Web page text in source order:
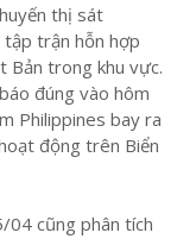
thị sát
trận hỗn hợp
Bản trong khu vực.
đúng vào hôm
Philippines bay ra
động trên Biển
04 cũng phân tích